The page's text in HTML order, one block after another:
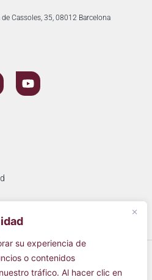
su experiencia de
o contenidos
tráfico. Al hacer clic en
Cassoles, 35, 08012 Barcelona
Todos los derechos reservados.